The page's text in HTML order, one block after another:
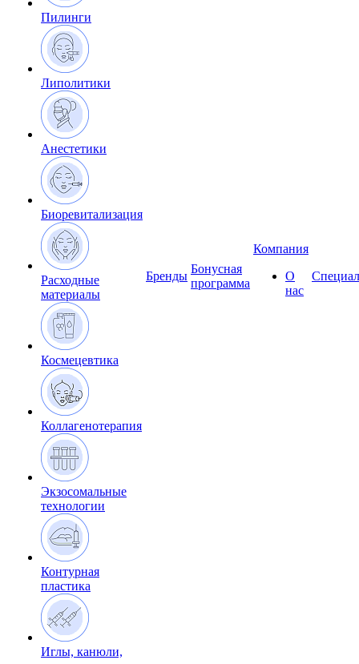
Пилинги
Липолитики
Анестетики
Биоревитализация
Расходные
материалы
Космецевтика
Коллагенотерапия
Экзосомальные
технологии
Контурная
пластика
Иглы, канюли,
Бренды
Бонусная
программа
Компания
О
нас